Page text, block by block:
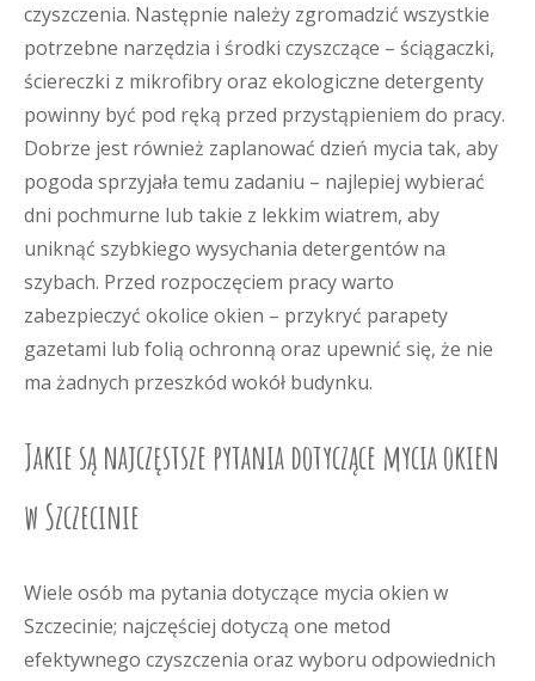
czyszczenia. Następnie należy zgromadzić wszystkie
potrzebne narzędzia i środki czyszczące – ściągaczki,
ściereczki z mikrofibry oraz ekologiczne detergenty
powinny być pod ręką przed przystąpieniem do pracy.
Dobrze jest również zaplanować dzień mycia tak, aby
pogoda sprzyjała temu zadaniu – najlepiej wybierać
dni pochmurne lub takie z lekkim wiatrem, aby
uniknąć szybkiego wysychania detergentów na
szybach. Przed rozpoczęciem pracy warto
zabezpieczyć okolice okien – przykryć parapety
gazetami lub folią ochronną oraz upewnić się, że nie
ma żadnych przeszkód wokół budynku.
Jakie są najczęstsze pytania dotyczące mycia okien
w Szczecinie
Wiele osób ma pytania dotyczące mycia okien w
Szczecinie; najczęściej dotyczą one metod
efektywnego czyszczenia oraz wyboru odpowiednich